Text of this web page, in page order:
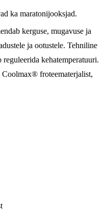
ka maratonijooksjad.
kerguse, mugavuse ja
ja ootustele. Tehniline
kehatemperatuuri.
Coolmax® froteematerjalist,